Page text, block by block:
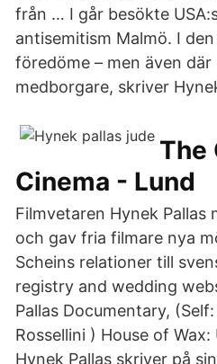
från … I går besökte
antisemitism Malmö. I
föredöme – men även
medborgare, skriver
The
Cinema - Lund
Filmvetaren Hynek
och gav fria filmare nya
Scheins relationer till
registry and wedding
Pallas Documentary,
Rossellini ) House of
Hynek Pallas skriver på